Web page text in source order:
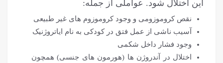
این اختلال شود. عواملی از جمله:
نقص کروموزومی و وجود کروموزوم های غیر طبیعی
آسیب ناشی از عمل فتق در کودکی به نام ایاتروژنیک
وجود فشار داخل شکمی
اختلال در آندروژن ها (هورمون های جنسی) همچون